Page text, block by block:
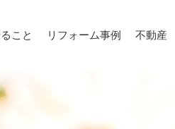
こと リフォーム事例 不動産